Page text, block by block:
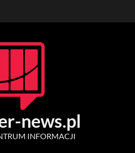
news.pl
INFORMACJI